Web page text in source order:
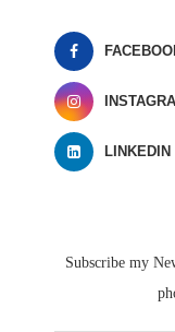
LINKEDIN
Subscribe my